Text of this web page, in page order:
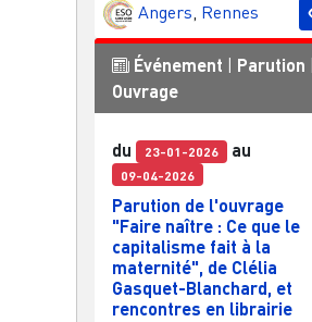
Angers, Rennes
Événement Parution
Ouvrage
du 23-01-2026 au
09-04-2026
Parution de l'ouvrage
"Faire naître : Ce que le
capitalisme fait à la
maternité", de Clélia
Gasquet-Blanchard, et
rencontres en librairie